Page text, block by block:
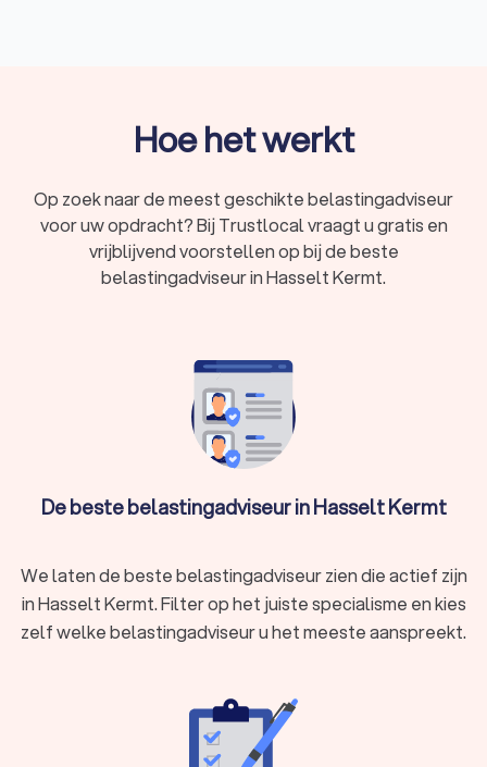
Btw-advies: met een goed btw-advies zorgt u voor een
overzicht van de financiële situatie van een bedrijf
opstellen. Dit wordt ook wel een financieel jaarverslag
genoemd.
In Hasselt Kermt hebben wij 90 goede belastingadviseurs
goede keuze voor het belastingadvies. We kunnen u ook
helpen door direct prijsopgaven aan te vragen bij
verschillende belastingadviseurs. Zo kunt u eenvoudig de
belastingadviseurs vergelijken en de juiste belastingadviseur
inschakelen voor uw belastingzaken.
Hoe het werkt
Op zoek naar de meest geschikte belastingadviseur
voor uw opdracht? Bij Trustlocal vraagt u gratis en
vrijblijvend voorstellen op bij de beste
belastingadviseur in Hasselt Kermt.
De beste belastingadviseur in Hasselt Kermt
We laten de beste belastingadviseur zien die actief zijn
in Hasselt Kermt. Filter op het juiste specialisme en kies
zelf welke belastingadviseur u het meeste aanspreekt.